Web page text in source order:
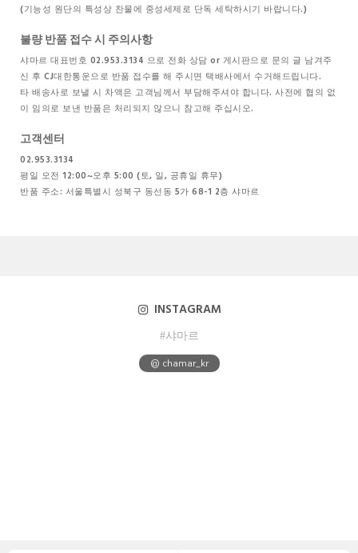
(기능성 원단의 특성상 찬물에 중성세제로 단독 세탁하시기 바랍니다.)
불량 반품 접수 시 주의사항
샤마르 대표번호 02.953.3134 으로 전화 상담 or 게시판으로 문의 글 남겨주
신 후 CJ대한통운으로 반품 접수를 해 주시면 택배사에서 수거해드립니다.
타 배송사로 보낼 시 차액은 고객님께서 부담해주셔야 합니다. 사전에 협의 없
이 임의로 보낸 반품은 처리되지 않으니 참고해 주십시오.
고객센터
02.953.3134
평일 오전 12:00~오후 5:00 (토, 일, 공휴일 휴무)
반품 주소: 서울특별시 성북구 동선동 5가 68-1 2층 샤마르
INSTAGRAM
#샤마르
@ chamar_kr